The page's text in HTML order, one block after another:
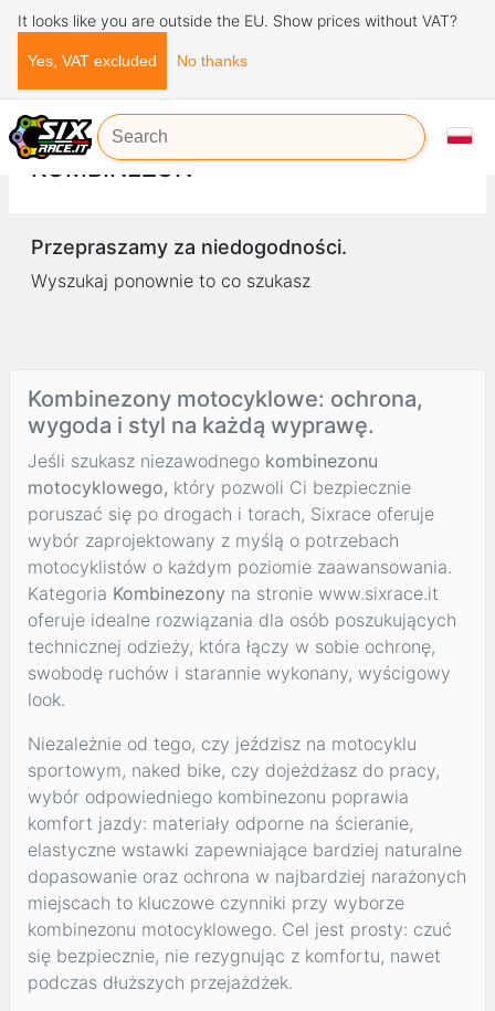
It looks like you are outside the EU. Show prices without VAT?
Yes, VAT excluded No thanks
Strona główna Odzież Kombinezon
KOMBINEZON
Przepraszamy za niedogodności.
Wyszukaj ponownie to co szukasz
Kombinezony motocyklowe: ochrona,
wygoda i styl na każdą wyprawę.
Jeśli szukasz niezawodnego kombinezonu
motocyklowego, który pozwoli Ci bezpiecznie
poruszać się po drogach i torach, Sixrace oferuje
wybór zaprojektowany z myślą o potrzebach
motocyklistów o każdym poziomie zaawansowania.
Kategoria Kombinezony na stronie www.sixrace.it
oferuje idealne rozwiązania dla osób poszukujących
technicznej odzieży, która łączy w sobie ochronę,
swobodę ruchów i starannie wykonany, wyścigowy
look.
Niezależnie od tego, czy jeździsz na motocyklu
sportowym, naked bike, czy dojeżdżasz do pracy,
wybór odpowiedniego kombinezonu poprawia
komfort jazdy: materiały odporne na ścieranie,
elastyczne wstawki zapewniające bardziej naturalne
dopasowanie oraz ochrona w najbardziej narażonych
miejscach to kluczowe czynniki przy wyborze
kombinezonu motocyklowego. Cel jest prosty: czuć
się bezpiecznie, nie rezygnując z komfortu, nawet
podczas dłuższych przejażdżek.